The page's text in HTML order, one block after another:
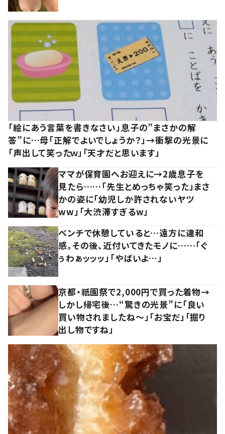
「絵にあう言葉を書きなさい」息子の”まさかの解
答”に…母「正解でよいでしょうか？」→衝撃の光景に
「声出して笑ったｗ」「天才だと思います」
ママが保育園へお迎えに→2歳息子を
見たら……「先生とめっちゃ笑った」まさ
かの姿に「幼児しか許されないヤツ
ww」「大渋滞すぎるw」
ベンチで休憩していると…遠方に違和
感。その後、近付いてきたモノに……「ぐ
ぅわぁッッッ」「やばいよ…」
京都・祇園祭で2,000円で買った着物→
しかし帰宅後…“驚きの光景”に「良い
買い物されましたね～」「お宝だ」「掘り
出し物ですね」